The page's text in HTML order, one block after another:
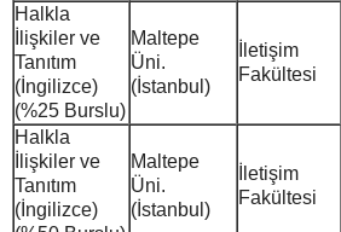
Halkla
İlişkiler ve
Tanıtım
(İngilizce)
(%25 Burslu)
Maltepe
Üni.
(İstanbul)
İletişim
Fakültesi
Halkla
İlişkiler ve
Tanıtım
(İngilizce)
Maltepe
Üni.
(İstanbul)
İletişim
Fakültesi